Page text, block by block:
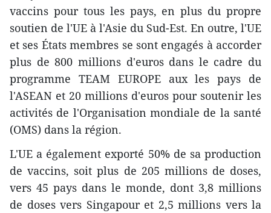
vaccins pour tous les pays, en plus du propre
soutien de l'UE à l'Asie du Sud-Est. En outre, l'UE
et ses États membres se sont engagés à accorder
plus de 800 millions d'euros dans le cadre du
programme TEAM EUROPE aux les pays de
l'ASEAN et 20 millions d'euros pour soutenir les
activités de l'Organisation mondiale de la santé
(OMS) dans la région.
L'UE a également exporté 50% de sa production
de vaccins, soit plus de 205 millions de doses,
vers 45 pays dans le monde, dont 3,8 millions
de doses vers Singapour et 2,5 millions vers la